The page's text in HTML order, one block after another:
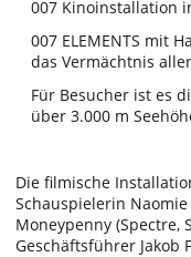
007 Kinoinstallation
007 ELEMENTS mit
das Vermächtnis
Für Besucher ist es
über 3.000 m
Die filmische
Schauspielerin
Moneypenny (Spectre,
Geschäftsführer Jakob